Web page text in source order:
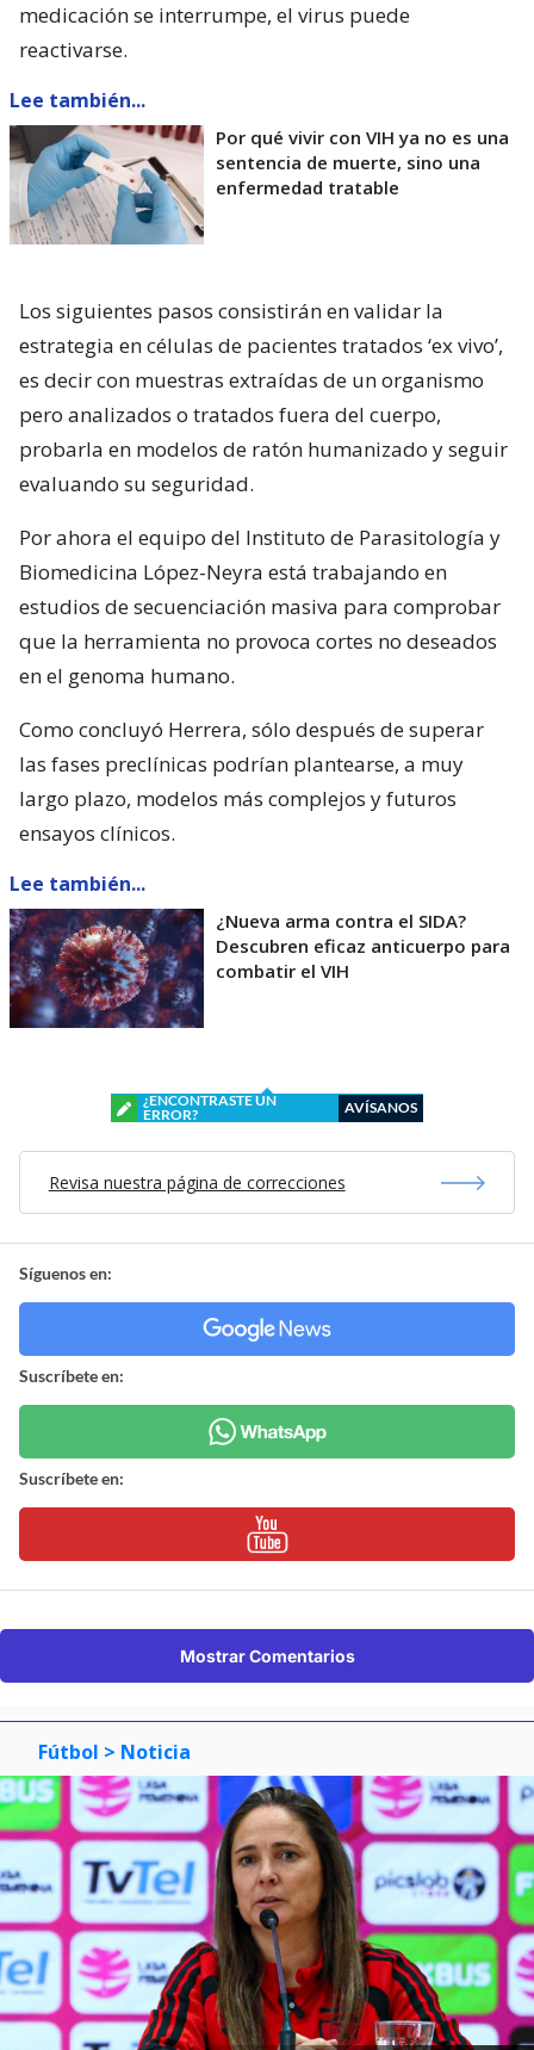
medicación se interrumpe, el virus puede
reactivarse.
Lee también...
Por qué vivir con VIH ya no es una
sentencia de muerte, sino una
enfermedad tratable
Los siguientes pasos consistirán en validar la
estrategia en células de pacientes tratados ‘ex vivo’,
es decir con muestras extraídas de un organismo
pero analizados o tratados fuera del cuerpo,
probarla en modelos de ratón humanizado y seguir
evaluando su seguridad.
Por ahora el equipo del Instituto de Parasitología y
Biomedicina López-Neyra está trabajando en
estudios de secuenciación masiva para comprobar
que la herramienta no provoca cortes no deseados
en el genoma humano.
Como concluyó Herrera, sólo después de superar
las fases preclínicas podrían plantearse, a muy
largo plazo, modelos más complejos y futuros
ensayos clínicos.
Lee también...
¿Nueva arma contra el SIDA?
Descubren eficaz anticuerpo para
combatir el VIH
¿ENCONTRASTE UN
ERROR?
AVÍSANOS
Revisa nuestra página de correcciones
Síguenos en:
Suscríbete en:
Suscríbete en:
Mostrar Comentarios
Fútbol > Noticia